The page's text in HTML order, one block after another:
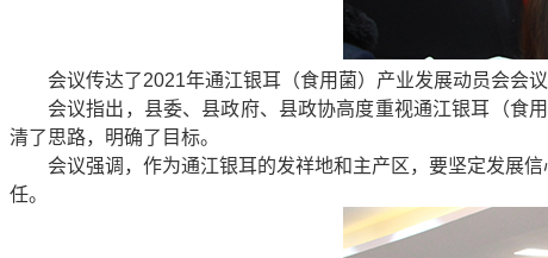
会议传达了2021年通江银耳（食用菌）产业发展动员会会
会议指出，县委、县政府、县政协高度重视通江银耳（食
清了思路，明确了目标。
会议强调，作为通江银耳的发祥地和主产区，要坚定发展
任。